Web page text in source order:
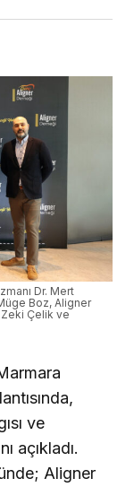
Dr. Mert
Boz, Aligner
Zeki Çelik ve
ve
açıkladı.
Aligner